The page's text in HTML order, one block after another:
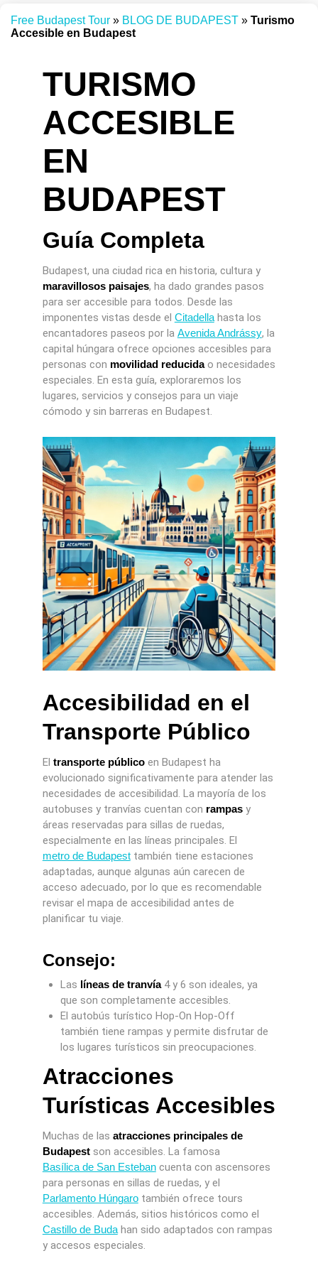
Free Budapest Tour » BLOG DE BUDAPEST » Turismo
Accesible en Budapest
TURISMO
ACCESIBLE
EN
BUDAPEST
Guía Completa
Budapest, una ciudad rica en historia, cultura y
maravillosos paisajes, ha dado grandes pasos
para ser accesible para todos. Desde las
imponentes vistas desde el Citadellahasta los
encantadores paseos por la Avenida Andrássy, la
capital húngara ofrece opciones accesibles para
personas con movilidad reducidao necesidades
especiales. En esta guía, exploraremos los
lugares, servicios y consejos para un viaje
cómodo y sin barreras en Budapest.
Accesibilidad en el
Transporte Público
El transporte públicoen Budapest ha
evolucionado significativamente para atender las
necesidades de accesibilidad. La mayoría de los
autobuses y tranvías cuentan con rampasy
áreas reservadas para sillas de ruedas,
especialmente en las líneas principales. El
metro de Budapesttambién tiene estaciones
adaptadas, aunque algunas aún carecen de
acceso adecuado, por lo que es recomendable
revisar el mapa de accesibilidad antes de
planificar tu viaje.
Consejo:
Las líneas de tranvía4 y 6 son ideales, ya
que son completamente accesibles.
El autobús turístico Hop-On Hop-Off
también tiene rampas y permite disfrutar de
los lugares turísticos sin preocupaciones.
Atracciones
Turísticas Accesibles
Muchas de las atracciones principales de
Budapestson accesibles. La famosa
Basílica de San Estebancuenta con ascensores
para personas en sillas de ruedas, y el
Parlamento Húngarotambién ofrece tours
accesibles. Además, sitios históricos como el
Castillo de Budahan sido adaptados con rampas
y accesos especiales.